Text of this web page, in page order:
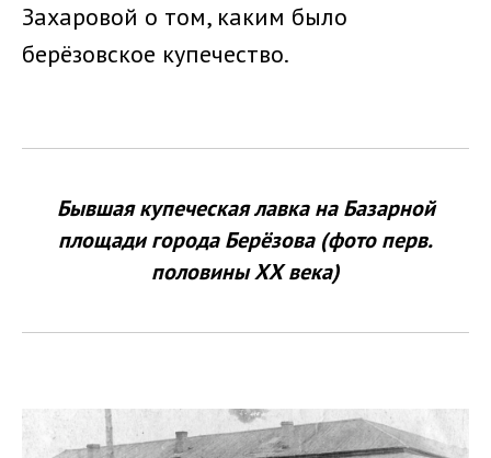
Захаровой о том, каким было
берёзовское купечество.
Бывшая купеческая лавка на Базарной
площади города Берёзова (фото перв.
половины ХХ века)